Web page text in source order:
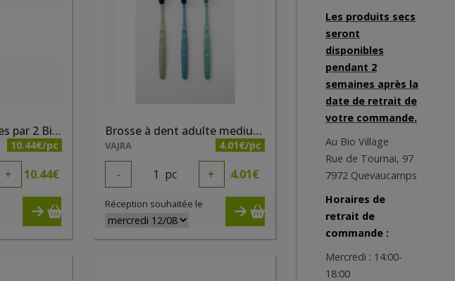
Bougies auriculaires par 2 Biosun
10.44€/pc
+ 10.44€
Brosse à dent adulte medium Bioseptyl
VAJRA 4.01€/pc
- 1 pc + 4.01€
Réception souhaitée le
Les produits secs
seront
disponibles
pendant 2
semaines après la
date de retrait de
votre commande.
Au Bio Village
Rue de Tournai, 97
7972 Quevaucamps
Horaires de
retrait de
commande :
Mercredi : 14:00-
18:00